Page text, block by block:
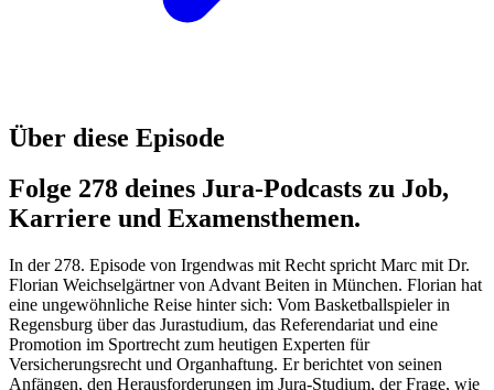
Über diese Episode
Folge 278 deines Jura-Podcasts zu Job,
Karriere und Examensthemen.
In der 278. Episode von Irgendwas mit Recht spricht Marc mit Dr.
Florian Weichselgärtner von Advant Beiten in München. Florian hat
eine ungewöhnliche Reise hinter sich: Vom Basketballspieler in
Regensburg über das Jurastudium, das Referendariat und eine
Promotion im Sportrecht zum heutigen Experten für
Versicherungsrecht und Organhaftung. Er berichtet von seinen
Anfängen, den Herausforderungen im Jura-Studium, der Frage, wie